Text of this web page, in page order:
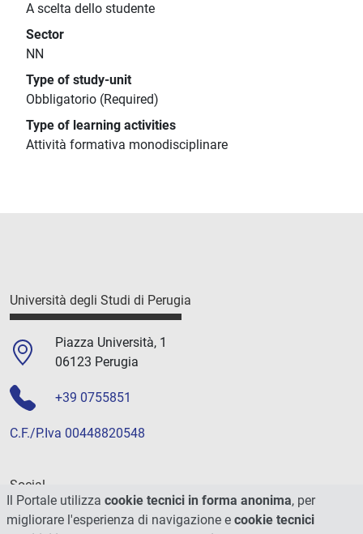
A scelta dello studente
Sector
NN
Type of study-unit
Obbligatorio (Required)
Type of learning activities
Attività formativa monodisciplinare
Università degli Studi di Perugia
Piazza Università, 1
06123 Perugia
+39 0755851
C.F./P.Iva 00448820548
Social
Il Portale utilizza cookie tecnici in forma anonima, per
migliorare l'esperienza di navigazione e cookie tecnici